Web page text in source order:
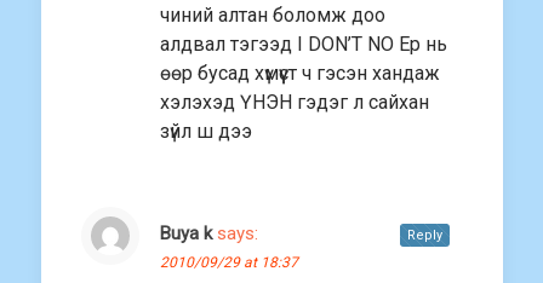
чиний алтан боломж доо
алдвал тэгээд I DON’T NO Ер нь
өөр бусад хүмүүст ч гэсэн хандаж
хэлэхэд ҮНЭН гэдэг л сайхан
зүйл ш дээ
Buya k says:
2010/09/29 at 18:37
Reply